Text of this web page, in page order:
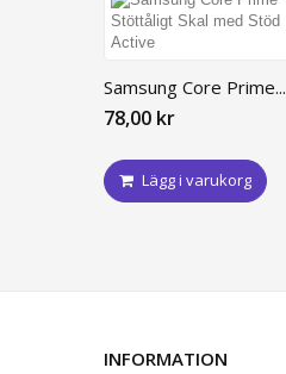
Samsung Core Prime...
78,00 kr
Lägg i varukorg
INFORMATION